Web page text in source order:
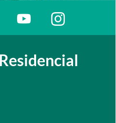
social. Abre ventana nueva
a a la red social. Abre ventana
Ir a a la red social. Abre
Ir a a la red